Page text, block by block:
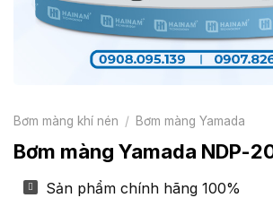
Bơm màng khí nén / Bơm màng Yamada
Bơm màng Yamada NDP-
Sản phẩm chính hãng 100%